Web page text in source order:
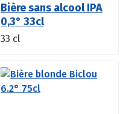
Bière sans alcool IPA
0,3° 33cl
33 cl